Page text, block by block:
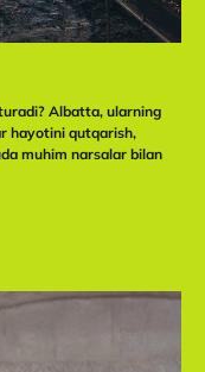
Albatta, ularning
hayotini qutqarish,
muhim narsalar bilan